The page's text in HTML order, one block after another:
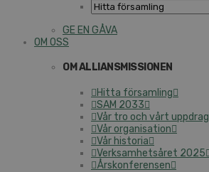
GE EN GÅVA
OM OSS
OM ALLIANSMISSIONEN
Hitta församling
SAM 2033
Vår tro och vårt uppdrag
Vår organisation
Vår historia
Verksamhetsåret 2025
Årskonferensen